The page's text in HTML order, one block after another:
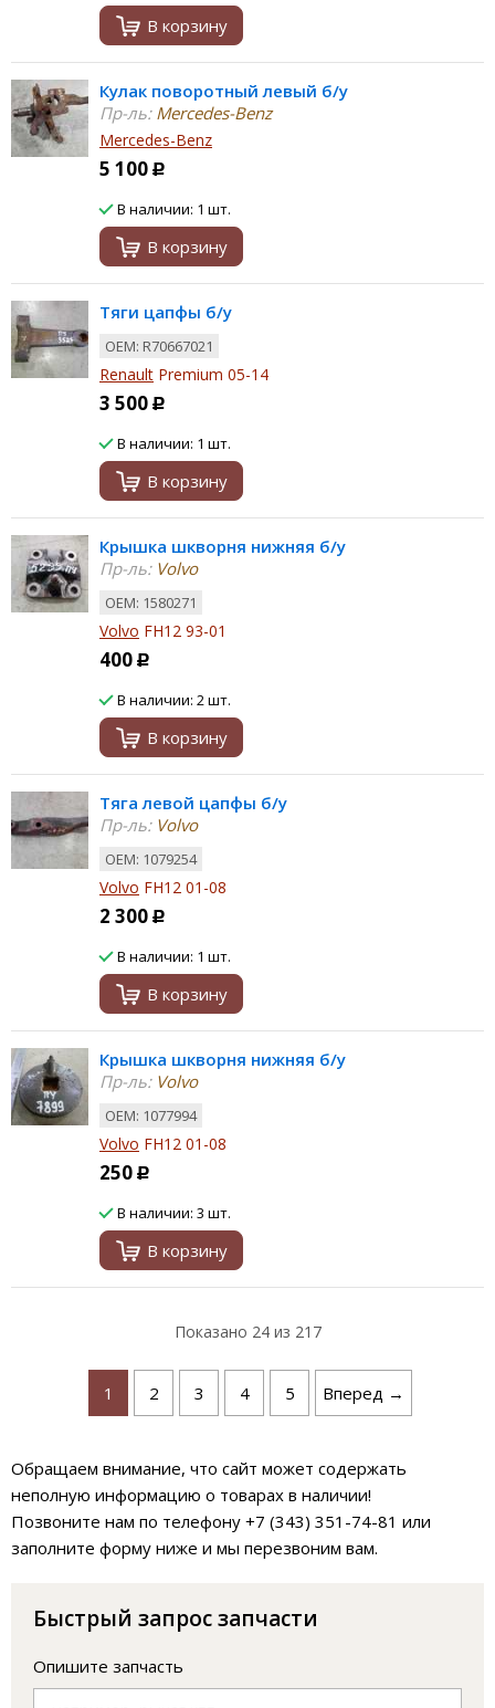
В корзину
Кулак поворотный левый б/у
Пр-ль:Mercedes-Benz
Mercedes-Benz
5 100 Р
В наличии: 1 шт.
В корзину
Тяги цапфы б/у
ОЕМ: R70667021
Renault Premium 05-14
3 500 Р
В наличии: 1 шт.
В корзину
Крышка шкворня нижняя б/у
Пр-ль:Volvo
ОЕМ: 1580271
Volvo FH12 93-01
400 Р
В наличии: 2 шт.
В корзину
Тяга левой цапфы б/у
Пр-ль:Volvo
ОЕМ: 1079254
Volvo FH12 01-08
2 300 Р
В наличии: 1 шт.
В корзину
Крышка шкворня нижняя б/у
Пр-ль:Volvo
ОЕМ: 1077994
Volvo FH12 01-08
250 Р
В наличии: 3 шт.
В корзину
Показано 24из 217
1 2 3 4 5 Вперед →
Обращаем внимание, что сайт может содержать
неполную информацию о товарах в наличии!
Позвоните нам по телефону +7 (343) 351-74-81 или
заполните форму ниже и мы перезвоним вам.
Быстрый запрос запчасти
Опишите запчасть